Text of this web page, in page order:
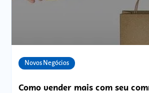
Novos Negócios
Como vender mais com seu